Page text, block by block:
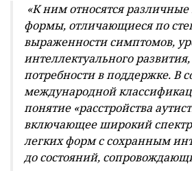
«К ним относятся
формы, отличающиеся по
выраженности симптомов,
интеллектуального
потребности в поддержке. В
международной
понятие «расстройства
включающее широкий
легких форм с сохранным
до состояний,